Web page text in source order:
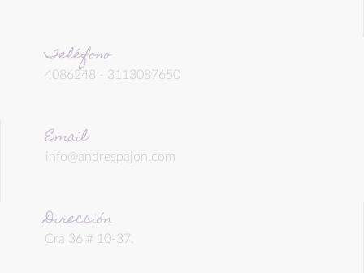
Teléfono
4086248 - 3113087650
Email
info@andrespajon.com
Dirección
Cra 36 # 10-37.